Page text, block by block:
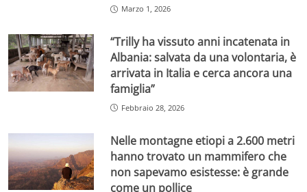
Marzo 1, 2026
“Trilly ha vissuto anni incatenata in
Albania: salvata da una volontaria, è
arrivata in Italia e cerca ancora una
famiglia”
Febbraio 28, 2026
Nelle montagne etiopi a 2.600 metri
hanno trovato un mammifero che
non sapevamo esistesse: è grande
come un pollice